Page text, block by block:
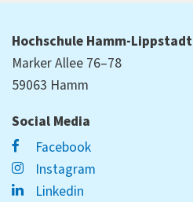
Hochschule Hamm-Lippstadt
Marker Allee 76–78
59063 Hamm
Social Media
Facebook
Instagram
Linkedin